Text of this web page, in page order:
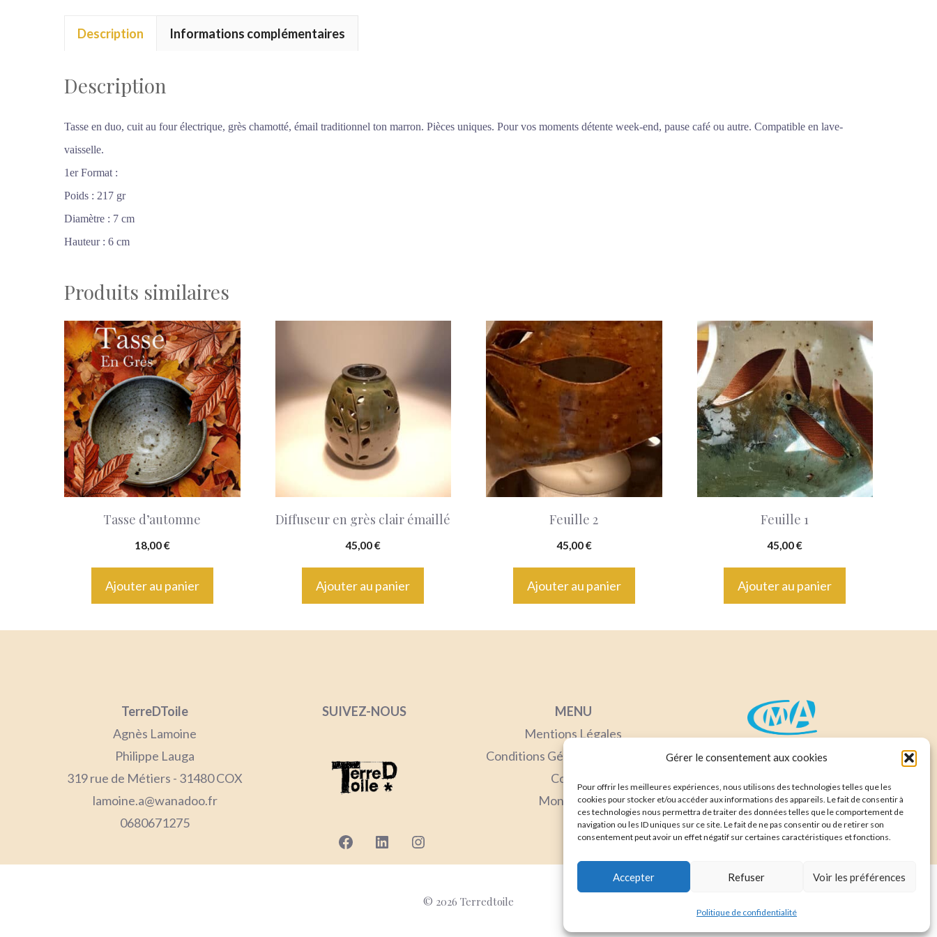
Gérer le consentement aux cookies
Pour offrir les meilleures expériences, nous utilisons des technologies telles que les
cookies pour stocker et/ou accéder aux informations des appareils. Le fait de consentir à
ces technologies nous permettra de traiter des données telles que le comportement de
navigation ou les ID uniques sur ce site. Le fait de ne pas consentir ou de retirer son
consentement peut avoir un effet négatif sur certaines caractéristiques et fonctions.
Accepter Refuser Voir les préférences
Politique de confidentialité
Description Informations complémentaires
Description
Tasse en duo, cuit au four électrique, grès chamotté, émail traditionnel ton marron. Pièces uniques. Pour vos moments détente week-end, pause café ou autre. Compatible en lave-
vaisselle.
1er Format :
Poids : 217 gr
Diamètre : 7 cm
Hauteur : 6 cm
Produits similaires
Tasse d’automne
18,00€
Ajouter au panier
Diffuseur en grès clair émaillé
45,00€
Ajouter au panier
Feuille 2
45,00€
Ajouter au panier
Feuille 1
45,00€
Ajouter au panier
TerreDToile
Agnès Lamoine
Philippe Lauga
319 rue de Métiers - 31480 COX
lamoine.a@wanadoo.fr
0680671275
SUIVEZ-NOUS
Facebook LinkedIn Instagram
MENU
Mentions Légales
Conditions Générales de Ventes
Contact
Mon compte
© 2026 Terredtoile